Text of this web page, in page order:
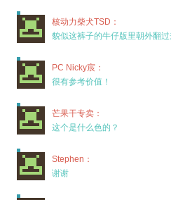
核动力柴犬TSD：
貌似这裤子的牛仔版里朝外翻过
PC Nicky宸：
很有参考价值！
芒果干专卖：
这个是什么色的？
Stephen：
谢谢